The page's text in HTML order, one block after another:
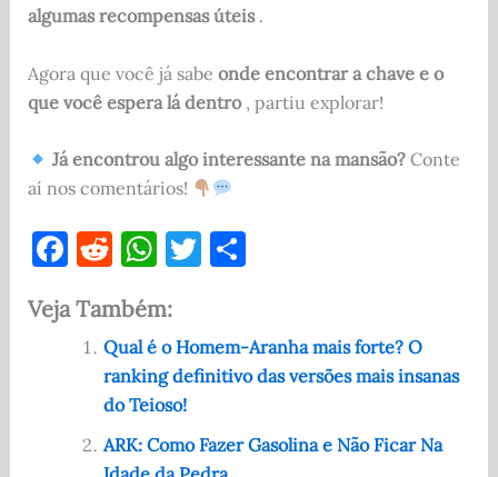
algumas recompensas úteis.
Agora que você já sabe onde encontrar a chave e o
que você espera lá dentro, partiu explorar!
Já encontrou algo interessante na mansão?Conte
aí nos comentários!
F
c
e
o
o
R
d
di
t
W
at
s
A
p
p
T
te
r
S
e
Veja Também:
Qual é o Homem-Aranha mais forte? O
ranking definitivo das versões mais insanas
do Teioso!
ARK: Como Fazer Gasolina e Não Ficar Na